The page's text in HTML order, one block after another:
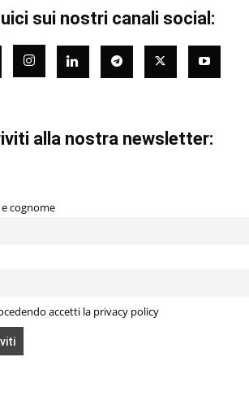
sui nostri canali social:
alla nostra newsletter:
cognome
accetti la privacy policy